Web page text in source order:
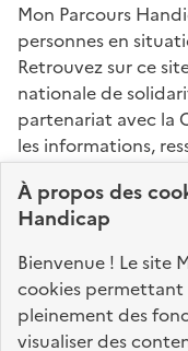
À propos des
Handicap
Bienvenue ! Le site
cookies
pleinement des
visualiser des
Mon Parcours
personnes en
Retrouvez sur ce
nationale de
partenariat avec la
les informations,
connaître vos
identifier vos
Nos sites
info.gouv.fr
data.gouv.fr